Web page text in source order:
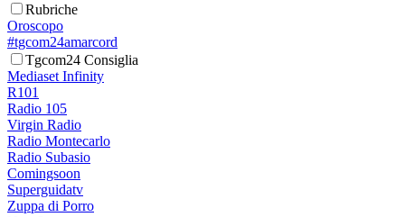
Rubriche
Oroscopo
#tgcom24amarcord
Tgcom24 Consiglia
Mediaset Infinity
R101
Radio 105
Virgin Radio
Radio Montecarlo
Radio Subasio
Comingsoon
Superguidatv
Zuppa di Porro